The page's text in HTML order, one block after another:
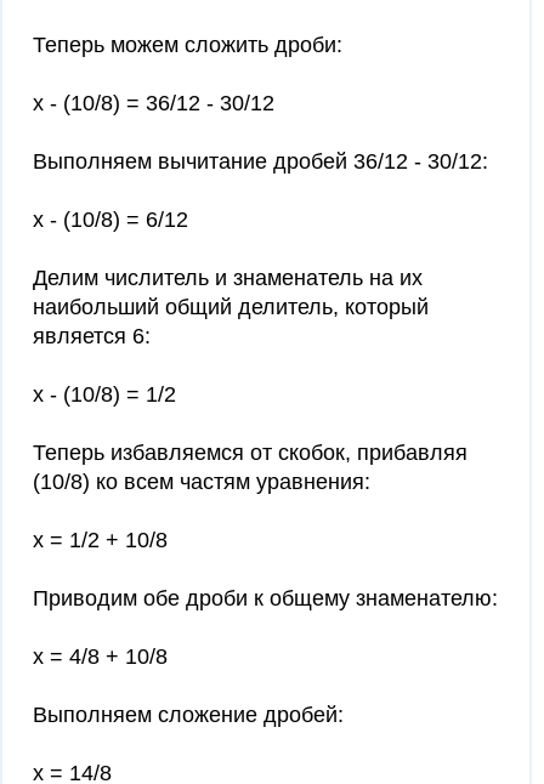
Теперь можем сложить дроби:
x - (10/8) = 36/12 - 30/12
Выполняем вычитание дробей 36/12 - 30/12:
x - (10/8) = 6/12
Делим числитель и знаменатель на их
наибольший общий делитель, который
является 6:
x - (10/8) = 1/2
Теперь избавляемся от скобок, прибавляя
(10/8) ко всем частям уравнения:
x = 1/2 + 10/8
Приводим обе дроби к общему знаменателю:
x = 4/8 + 10/8
Выполняем сложение дробей:
x = 14/8